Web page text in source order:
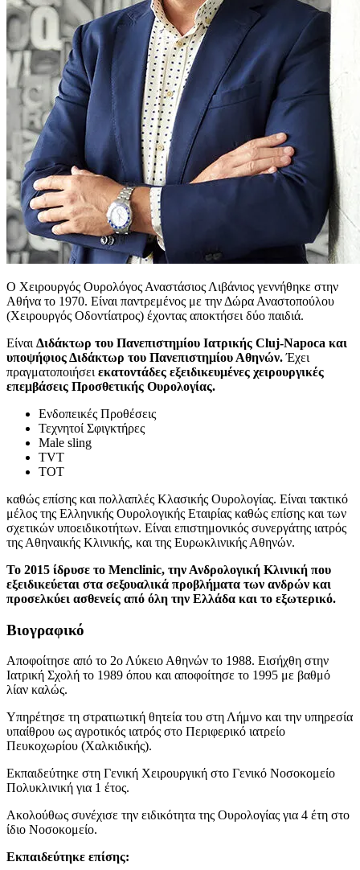
Ο Χειρουργός Ουρολόγος Αναστάσιος Λιβάνιος γεννήθηκε στην
Αθήνα το 1970. Είναι παντρεμένος με την Δώρα Αναστοπούλου
(Χειρουργός Οδοντίατρος) έχοντας αποκτήσει δύο παιδιά.
Είναι Διδάκτωρ του Πανεπιστημίου Ιατρικής Cluj-Napoca και
υποψήφιος Διδάκτωρ του Πανεπιστημίου Αθηνών.Έχει
πραγματοποιήσει εκατοντάδες εξειδικευμένες χειρουργικές
επεμβάσεις Προσθετικής Ουρολογίας.
Ενδοπεικές Προθέσεις
Τεχνητοί Σφιγκτήρες
Male sling
TVT
TOT
καθώς επίσης και πολλαπλές Κλασικής Ουρολογίας. Είναι τακτικό
μέλος της Ελληνικής Ουρολογικής Εταιρίας καθώς επίσης και των
σχετικών υποειδικοτήτων. Είναι επιστημονικός συνεργάτης ιατρός
της Αθηναικής Κλινικής, και της Ευρωκλινικής Αθηνών.
Το 2015 ίδρυσε το Menclinic, την Ανδρολογική Κλινική που
εξειδικεύεται στα σεξουαλικά προβλήματα των ανδρών και
προσελκύει ασθενείς από όλη την Ελλάδα και το εξωτερικό.
Βιογραφικό
Αποφοίτησε από το 2ο Λύκειο Αθηνών το 1988. Εισήχθη στην
Ιατρική Σχολή το 1989 όπου και αποφοίτησε το 1995 με βαθμό
λίαν καλώς.
Υπηρέτησε τη στρατιωτική θητεία του στη Λήμνο και την υπηρεσία
υπαίθρου ως αγροτικός ιατρός στο Περιφερικό ιατρείο
Πευκοχωρίου (Χαλκιδικής).
Εκπαιδεύτηκε στη Γενική Χειρουργική στο Γενικό Νοσοκομείο
Πολυκλινική για 1 έτος.
Ακολούθως συνέχισε την ειδικότητα της Ουρολογίας για 4 έτη στο
ίδιο Νοσοκομείο.
Εκπαιδεύτηκε επίσης: